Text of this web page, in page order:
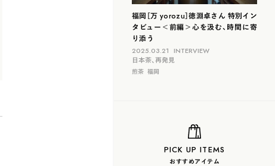
福岡［万 yorozu］徳淵卓さん 特別イン
タビュー＜前編＞心を汲む、時間に寄
り添う
2025.03.21 INTERVIEW
日本茶、再発見
煎茶 福岡
PICK UP ITEMS
おすすめアイテム